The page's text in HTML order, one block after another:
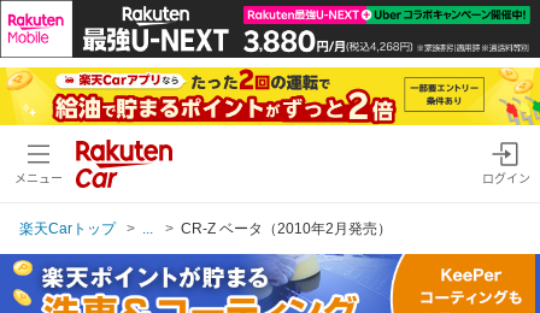
メニュー ログイン
楽天Carトップ CR-Z ベータ（2010年2月発売）